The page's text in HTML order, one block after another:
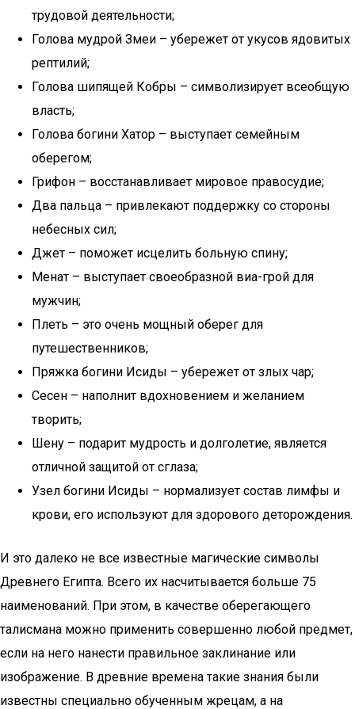
трудовой деятельности;
Голова мудрой Змеи – убережет от укусов ядовитых
рептилий;
Голова шипящей Кобры – символизирует всеобщую
власть;
Голова богини Хатор – выступает семейным
оберегом;
Грифон – восстанавливает мировое правосудие;
Два пальца – привлекают поддержку со стороны
небесных сил;
Джет – поможет исцелить больную спину;
Менат – выступает своеобразной виа-грой для
мужчин;
Плеть – это очень мощный оберег для
путешественников;
Пряжка богини Исиды – убережет от злых чар;
Сесен – наполнит вдохновением и желанием
творить;
Шену – подарит мудрость и долголетие, является
отличной защитой от сглаза;
Узел богини Исиды – нормализует состав лимфы и
крови, его используют для здорового деторождения.
И это далеко не все известные магические символы
Древнего Египта. Всего их насчитывается больше 75
наименований. При этом, в качестве оберегающего
талисмана можно применить совершенно любой предмет,
если на него нанести правильное заклинание или
изображение. В древние времена такие знания были
известны специально обученным жрецам, а на